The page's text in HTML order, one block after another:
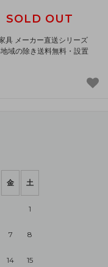
SOLD OUT
具 メーカー直送シリーズ
域の除き送料無料・設置
金 土
1
7 8
14 15